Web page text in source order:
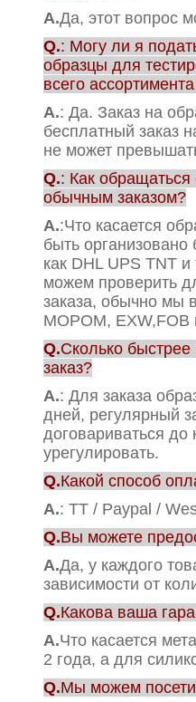
А.Да, этот вопрос
Q.: Могу ли я
образцы для
всего
А.: Да. Заказ на
бесплатный заказ
не может
Q.: Как
обычным заказом?
А.:Что касается
быть организовано
как DHL UPS TNT
можем проверить
заказа, обычно мы
МОРОМ, EXW,FOB
Q.Сколько
заказ?
А.: Для заказа
дней, регулярный
договариваться до
урегулировать.
Q.Какой способ
А.: TT / Paypal /
Q.Вы можете
А.Да, у каждого
зависимости от
Q.Какова ваша
А.Что касается
2 года, а для
Q.Мы можем